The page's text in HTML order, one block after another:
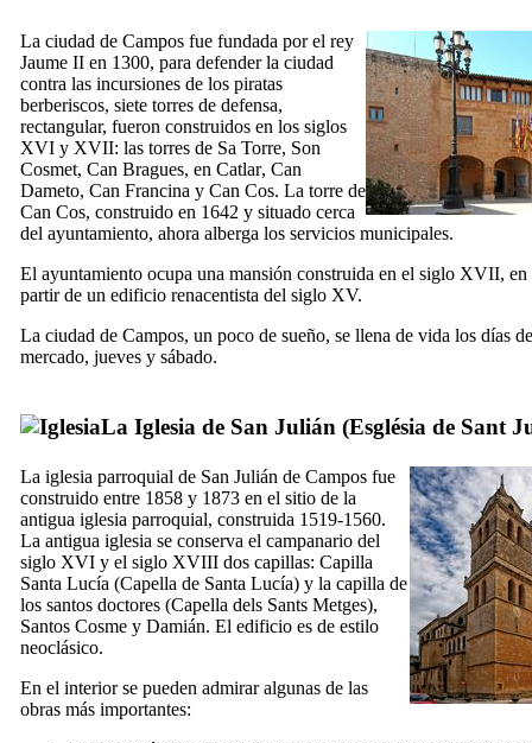
La ciudad de Campos fue fundada por el rey
Jaume II en 1300, para defender la ciudad
contra las incursiones de los piratas
berberiscos, siete torres de defensa,
rectangular, fueron construidos en los siglos
XVI y XVII: las torres de Sa Torre, Son
Cosmet, Can Bragues, en Catlar, Can
Dameto, Can Francina y Can Cos. La torre de
Can Cos, construido en 1642 y situado cerca
del ayuntamiento, ahora alberga los servicios municipales.
El ayuntamiento ocupa una mansión construida en el siglo XVII,
partir de un edificio renacentista del siglo XV.
La ciudad de Campos, un poco de sueño, se llena de vida los días de
mercado, jueves y sábado.
La Iglesia de San Julián (Església de Sant
La iglesia parroquial de San Julián de Campos fue
construido entre 1858 y 1873 en el sitio de la
antigua iglesia parroquial, construida 1519-1560.
La antigua iglesia se conserva el campanario del
siglo XVI y el siglo XVIII dos capillas: Capilla
Santa Lucía (Capella de Santa Lucía) y la capilla de
los santos doctores (Capella dels Sants Metges),
Santos Cosme y Damián. El edificio es de estilo
neoclásico.
En el interior se pueden admirar algunas de las
obras más importantes: